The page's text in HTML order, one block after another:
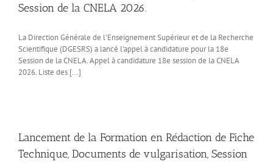
Session de la CNELA 2026.
La Direction Générale de l'Enseignement Supérieur et de la Recherche
Scientifique (DGESRS) a lancé l'appel à candidature pour la 18e
Session de la CNELA. Appel à candidature 18e session de la CNELA
2026. Liste des [...]
Lancement de la Formation en Rédaction de Fiche
Technique, Documents de vulgarisation, Session